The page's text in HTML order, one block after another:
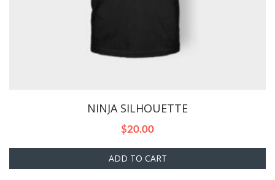
NINJA SILHOUETTE
$20.00
ADD TO CART